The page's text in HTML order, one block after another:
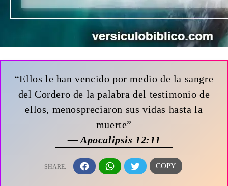
“Ellos le han vencido por medio de la sangre
del Cordero de la palabra del testimonio de
ellos, menospreciaron sus vidas hasta la
muerte”
— Apocalipsis 12:11